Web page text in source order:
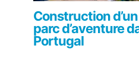
Construction
parc d’aventure
Portugal